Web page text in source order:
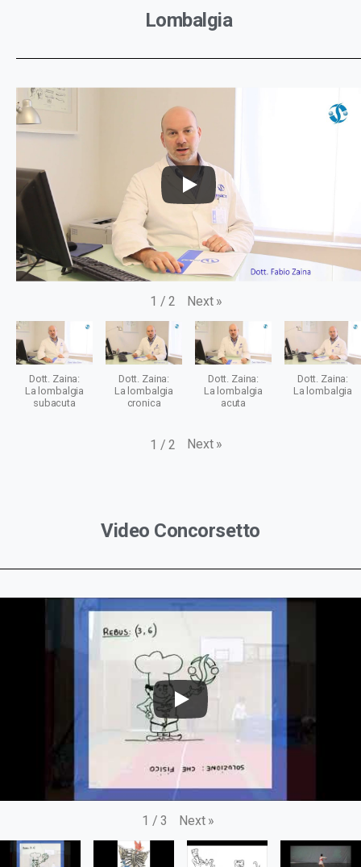
Lombalgia
1 / 2 Next »
Dott. Zaina:
La lombalgia
subacuta
Dott. Zaina:
La lombalgia
cronica
Dott. Zaina:
La lombalgia
acuta
Dott. Zaina:
La lombalgia
1 / 2 Next »
Video Concorsetto
1 / 3 Next »